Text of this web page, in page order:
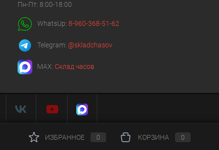
Пн-Пт: 8:00-18:00
WhatsUp: 8-960-368-51-62
Telegram: @skladchasov
MAX: Склад часов
ИЗБРАННОЕ 0 КОРЗИНА 0